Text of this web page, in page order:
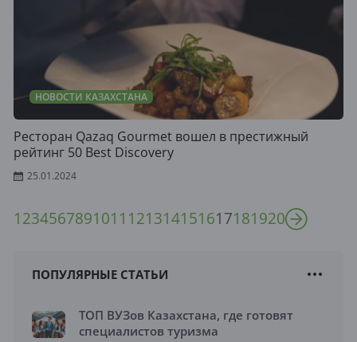
НОВОСТИ КАЗАХСТАНА
Ресторан Qazaq Gourmet вошел в престижный
рейтинг 50 Best Discovery
25.01.2024
1234567891011 121314151617181920
ПОПУЛЯРНЫЕ СТАТЬИ
ТОП ВУЗов Казахстана, где готовят
специалистов туризма